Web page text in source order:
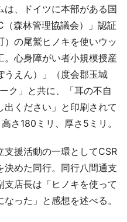
、ドイツに本部がある国
森林管理協議会）」認証
の尾鷲ヒノキを使いウッ
。心身障がい者小規模授産
うえん）」（度会郡玉城
ク」と共に、「耳の不自
ください」と印刷されて
さ180ミリ、厚さ5ミリ。
援活動の一環としてCSR
めた同行。同行八間通支
支店長は「ヒノキを使って
った」と感想を述べる。